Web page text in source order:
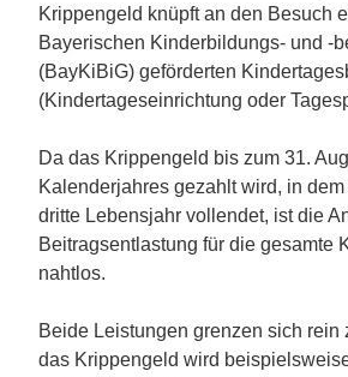
Krippengeld knüpft an den Besuch
Bayerischen Kinderbildungs- und -
(BayKiBiG) geförderten
(Kindertageseinrichtung oder
Da das Krippengeld bis zum 31.
Kalenderjahres gezahlt wird, in
dritte Lebensjahr vollendet, ist die
Beitragsentlastung für die gesamte
nahtlos.
Beide Leistungen grenzen sich rein
das Krippengeld wird